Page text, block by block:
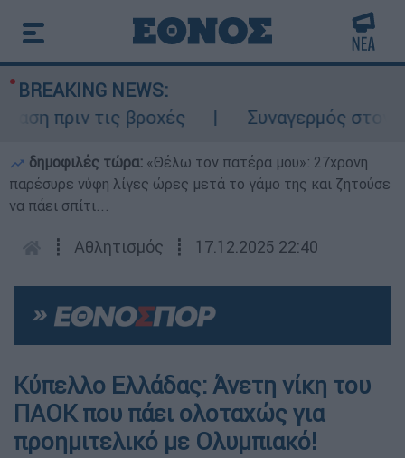
BREAKING NEWS:
τις βροχές
Συναγερμός στον
δημοφιλές τώρα: «Θέλω τον πατέρα μου»: 27χρονη
παρέσυρε νύφη λίγες ώρες μετά το γάμο της και ζητούσε
να πάει σπίτι...
┋ Αθλητισμός ┋ 17.12.2025 22:40
Κύπελλο Ελλάδας: Άνετη νίκη του
ΠΑΟΚ που πάει ολοταχώς για
προημιτελικό με Ολυμπιακό!